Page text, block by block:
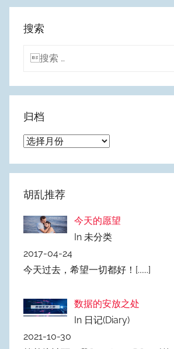
搜索
搜
归档
归
胡乱推荐
今天的愿望
In 未分类
2017-04-24
今天过去，希望一切都好！ [......]
数据的安放之处
In 日记(Diary)
2021-10-30